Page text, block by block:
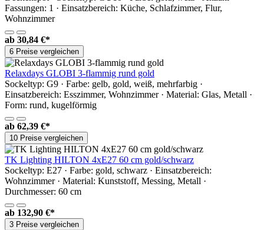
Fassungen: 1 · Einsatzbereich: Küche, Schlafzimmer, Flur,
Wohnzimmer
ab 30,84 €*
6 Preise vergleichen
Relaxdays GLOBI 3-flammig rund gold
Sockeltyp: G9 · Farbe: gelb, gold, weiß, mehrfarbig ·
Einsatzbereich: Esszimmer, Wohnzimmer · Material: Glas, Metall ·
Form: rund, kugelförmig
ab 62,39 €*
10 Preise vergleichen
TK Lighting HILTON 4xE27 60 cm gold/schwarz
Sockeltyp: E27 · Farbe: gold, schwarz · Einsatzbereich:
Wohnzimmer · Material: Kunststoff, Messing, Metall ·
Durchmesser: 60 cm
ab 132,90 €*
3 Preise vergleichen